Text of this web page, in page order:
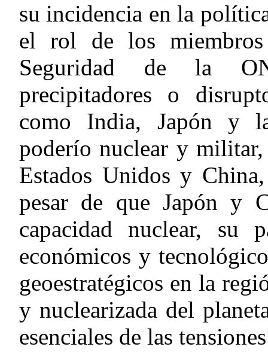
su incidencia en la
el rol de los miembros
Seguridad de la
precipitadores o
como India, Japón y
poderío nuclear y
Estados Unidos y
pesar de que Japón y
capacidad nuclear, su
económicos y
geoestratégicos en la
y nuclearizada del
esenciales de las